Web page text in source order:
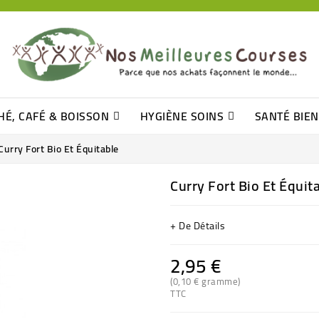
CAFÉ & BOISSON HYGIÈNE SOINS SANTÉ
Fort Bio Et Équitable
Curry Fort Bio Et
+ De Détails
2,95 €
(0,10 € gramme)
TTC